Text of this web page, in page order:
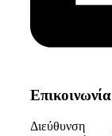
Επικοινωνία
Διεύθυνση